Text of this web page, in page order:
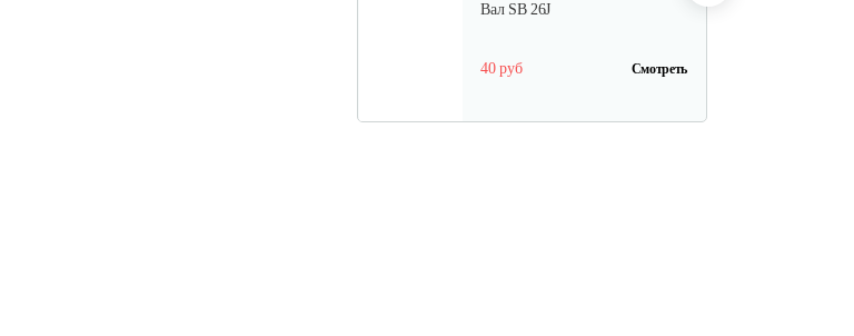
Вал SB 26J
40 руб Смотреть